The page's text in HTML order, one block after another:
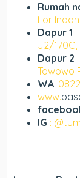
Rumah
Lor
Dapur 1 :
J2/
Dapur 2 :
Towowo
WA:
www.
IG :